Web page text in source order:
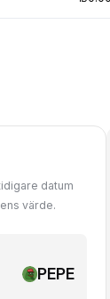
datum
värde.
PEPE